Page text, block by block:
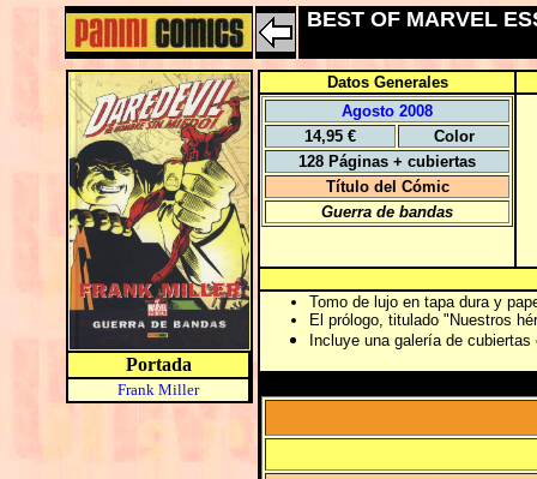
BEST OF MARVEL
Portada
Frank Miller
Datos Generales
Agosto 2008
14,95 €
Color
128 Páginas + cubiertas
Título del Cómic
Guerra de bandas
Tomo de lujo en tapa dura y
El prólogo, titulado "Nuestros
Incluye una galería de